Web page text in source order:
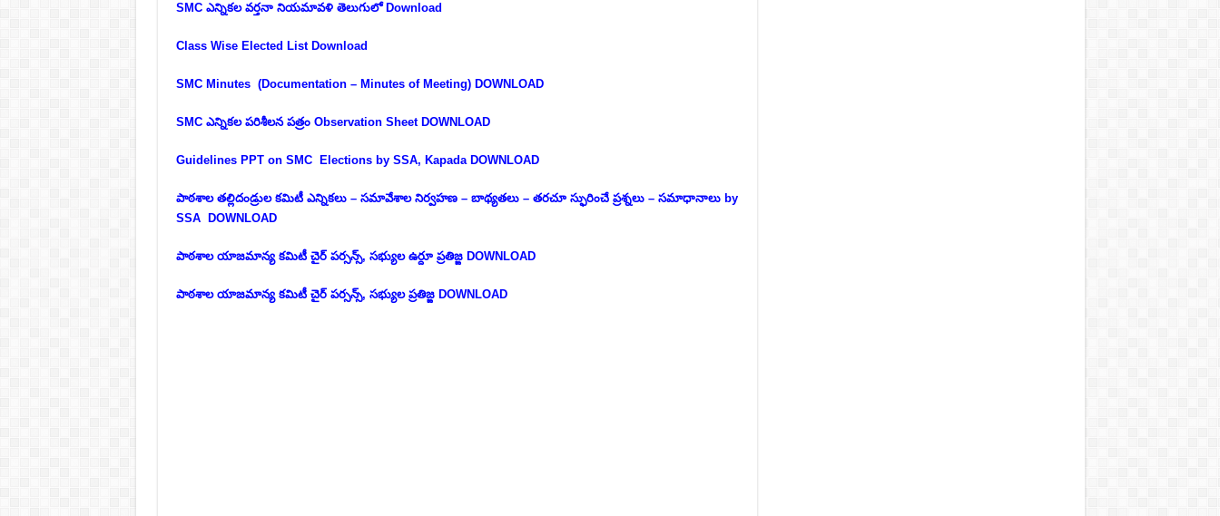
SMC ఎన్నికల వర్తనా నియమావళి తెలుగులో Download
Class Wise Elected List Download
SMC Minutes (Documentation – Minutes of Meeting) DOWNLOAD
SMC ఎన్నికల పరిశీలన పత్రం Observation Sheet DOWNLOAD
Guidelines PPT on SMC Elections by SSA, Kapada DOWNLOAD
పాఠశాల తల్లిదండ్రుల కమిటీ ఎన్నికలు – సమావేశాల నిర్వహణ – బాథ్యతలు – తరచూ స్ఫురించే ప్రశ్నలు – సమాధానాలు by
SSA DOWNLOAD
పాఠశాల యాజమాన్య కమిటీ చైర్ పర్సన్స్, సభ్యుల ఉర్దూ ప్రతిజ్ఙ DOWNLOAD
పాఠశాల యాజమాన్య కమిటీ చైర్ పర్సన్స్, సభ్యుల ప్రతిజ్ఙ DOWNLOAD